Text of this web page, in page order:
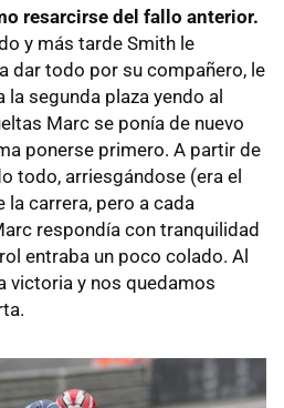
resarcirse del fallo anterior.
y más tarde Smith le
dar todo por su compañero, le
la segunda plaza yendo al
Marc se ponía de nuevo
ponerse primero. A partir de
todo, arriesgándose (era el
carrera, pero a cada
respondía con tranquilidad
entraba un poco colado. Al
victoria y nos quedamos